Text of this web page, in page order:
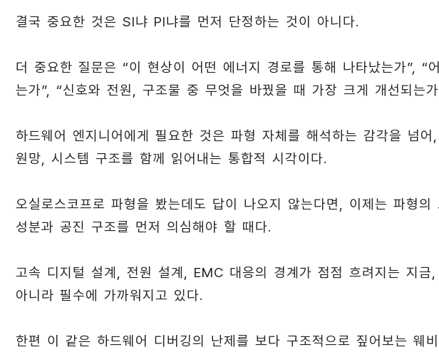
결국 중요한 것은 SI냐 PI냐를 먼저 단정하는 것이 아니다.
더 중요한 질문은 “이 현상이 어떤 에너지 경로를 통해 나타났는가”, “
는가”, “신호와 전원, 구조물 중 무엇을 바꿨을 때 가장 크게 개선되는
하드웨어 엔지니어에게 필요한 것은 파형 자체를 해석하는 감각을 넘
원망, 시스템 구조를 함께 읽어내는 통합적 시각이다.
오실로스코프로 파형을 봤는데도 답이 나오지 않는다면, 이제는 파형
성분과 공진 구조를 먼저 의심해야 할 때다.
고속 디지털 설계, 전원 설계, EMC 대응의 경계가 점점 흐려지는 지금,
아니라 필수에 가까워지고 있다.
한편 이 같은 하드웨어 디버깅의 난제를 보다 구조적으로 짚어보는 웨